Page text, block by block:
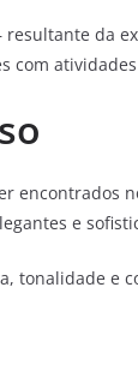
resultante da
com
encontrados
e
tonalidade e